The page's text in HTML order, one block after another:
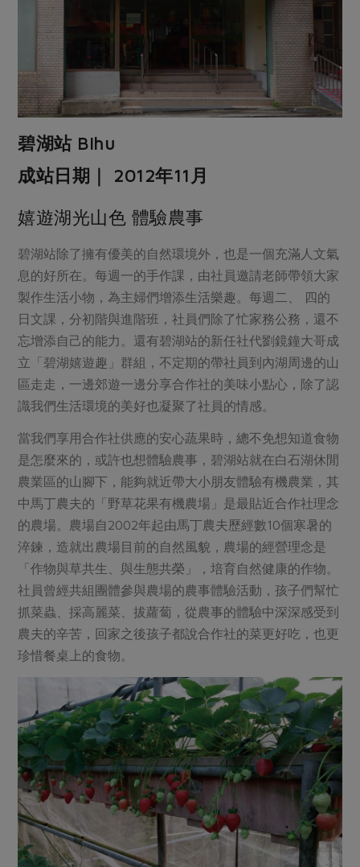
居家好物
美妝保養 個人清潔
家庭清潔 織品
日用品 圖書禮品
最新產品
優惠專區
素食專區
樂齡友善
主題食譜
異國料理
年菜食譜
養身食補
節慶大餐
高麗菜海鮮煎餅
30%rPET紅烏龍茶
2024農業發展計畫年度報告
更多議題活動
更多議題
生活者e週報
綠主張月刊
典藏閱覽室
合作社法規
社務專區
選舉專區
媒體報導
下載專區
社務會議 地區活動
活動報下載
碧湖站 BIhu
成站日期｜ 2012年11月
嬉遊湖光山色 體驗農事
碧湖站除了擁有優美的自然環境外，也是一個充滿人文氣
息的好所在。每週一的手作課，由社員邀請老師帶領大家
製作生活小物，為主婦們增添生活樂趣。每週二、 四的
日文課，分初階與進階班，社員們除了忙家務公務，還不
忘增添自己的能力。還有碧湖站的新任社代劉鏡鐘大哥成
立「碧湖嬉遊趣」群組，不定期的帶社員到內湖周邊的山
區走走，一邊郊遊一邊分享合作社的美味小點心，除了認
識我們生活環境的美好也凝聚了社員的情感。
當我們享用合作社供應的安心蔬果時，總不免想知道食物
是怎麼來的，或許也想體驗農事，碧湖站就在白石湖休閒
農業區的山腳下，能夠就近帶大小朋友體驗有機農業，其
中馬丁農夫的「野草花果有機農場」是最貼近合作社理念
的農場。農場自2002年起由馬丁農夫歷經數10個寒暑的
淬鍊，造就出農場目前的自然風貌，農場的經營理念是
「作物與草共生、與生態共榮」，培育自然健康的作物。
社員曾經共組團體參與農場的農事體驗活動，孩子們幫忙
抓菜蟲、採高麗菜、拔蘿蔔，從農事的體驗中深深感受到
農夫的辛苦，回家之後孩子都說合作社的菜更好吃，也更
珍惜餐桌上的食物。